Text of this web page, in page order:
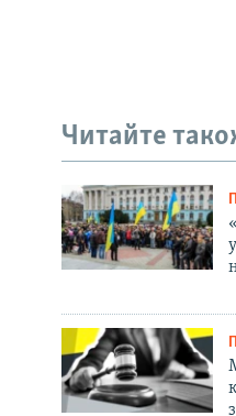
Читайте